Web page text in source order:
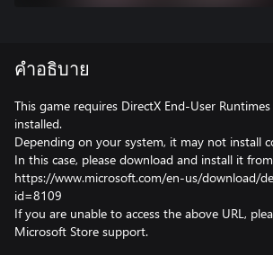
คำอธิบาย
This game requires DirectX End-User
installed.
Depending on your system, it may not install
In this case, please download and install it
https://www.microsoft.com/en-us/download/
id=8109
If you are unable to access the above URL,
Microsoft Store support.